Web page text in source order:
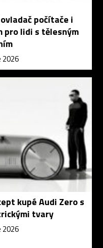
počítače i
pro lidi s tělesným
2026
kupé Audi Zero s
tvary
2026